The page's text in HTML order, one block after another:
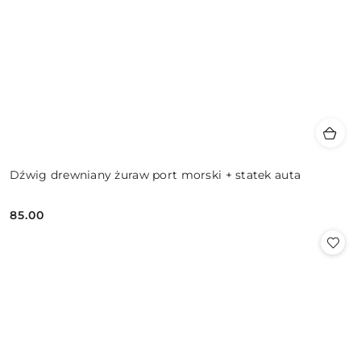
Dźwig drewniany żuraw port morski + statek auta
Cena:
85.00